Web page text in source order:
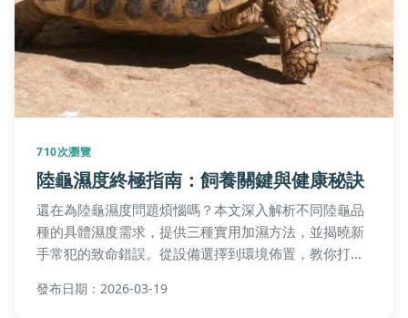
710次瀏覽
陸龜濕度終極指南：飼養關鍵與健康秘訣
還在為陸龜濕度問題煩惱嗎？本文深入解析不同陸龜品
種的具體濕度需求，提供三種實用加濕方法，並揭曉新
手常犯的致命錯誤。從設備選擇到環境佈置，教你打造
甲殼畸形。
發布日期：2026-03-19